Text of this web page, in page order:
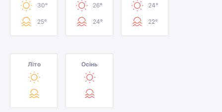
30°
25°
26°
24°
24°
22°
Літо Осінь